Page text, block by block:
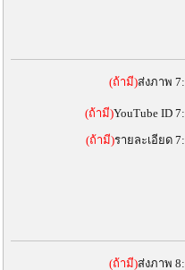
(ถ้ามี)ส่งภาพ 7:
(ถ้ามี)YouTube ID 7:
(ถ้ามี)รายละเอียด 7:
(ถ้ามี)ส่งภาพ 8: